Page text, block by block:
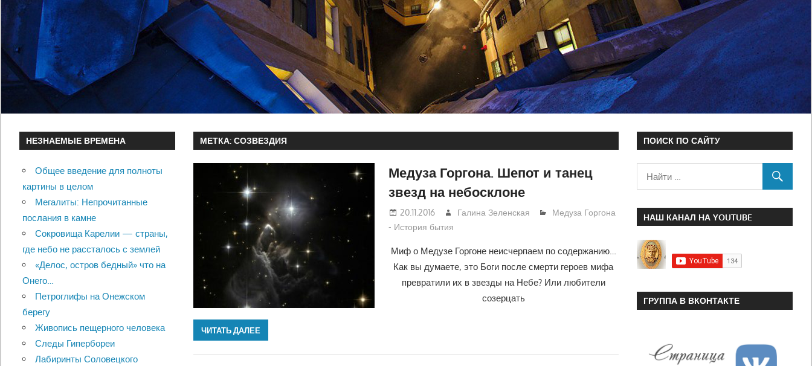
МЕТКА:СОЗВЕЗДИЯ
Медуза Горгона. Шепот и танец
звезд на небосклоне
20.11.2016 Галина Зеленская
Медуза Горгона
- История бытия
Миф о Медузе Горгоне неисчерпаем по содержанию…
Как вы думаете, это Боги после смерти героев мифа
превратили их в звезды на Небе? Или любители
созерцать
ЧИТАТЬ ДАЛЕЕ
НЕЗНАЕМЫЕ ВРЕМЕНА
Общее введение для полноты
картины в целом
Мегалиты: Непрочитанные
послания в камне
Сокровища Карелии — страны,
где небо не рассталось с землей
«Делос, остров бедный» что на
Онего…
Петроглифы на Онежском
берегу
Живопись пещерного человека
Следы Гипербореи
Лабиринты Соловецкого
ПОИСК ПО САЙТУ
НАШ КАНАЛ НА YOUTUBE
ГРУППА В ВКОНТАКТЕ